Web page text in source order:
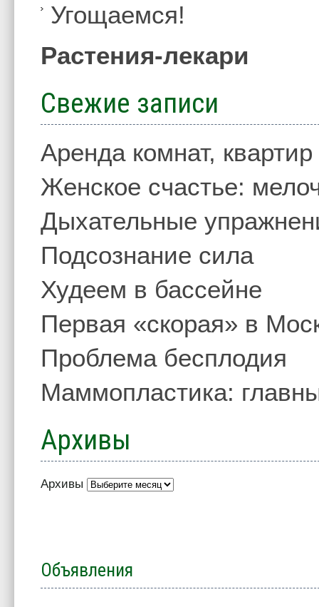
Угощаемся!
Растения-лекари
Свежие записи
Аренда комнат,
Женское счастье:
Дыхательные
Подсознание сила
Худеем в бассейне
Первая «скорая» в
Проблема бесплодия
Маммопластика:
Архивы
Архивы
Объявления